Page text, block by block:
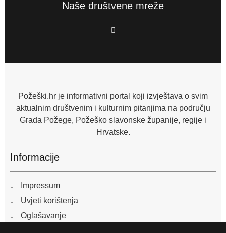
Naše društvene mreže
F
a
o
f
Požeški.hr je informativni portal koji izvještava o svim
aktualnim društvenim i kulturnim pitanjima na području
Grada Požege, Požeško slavonske županije, regije i
Hrvatske.
Informacije
Impressum
Uvjeti korištenja
Oglašavanje